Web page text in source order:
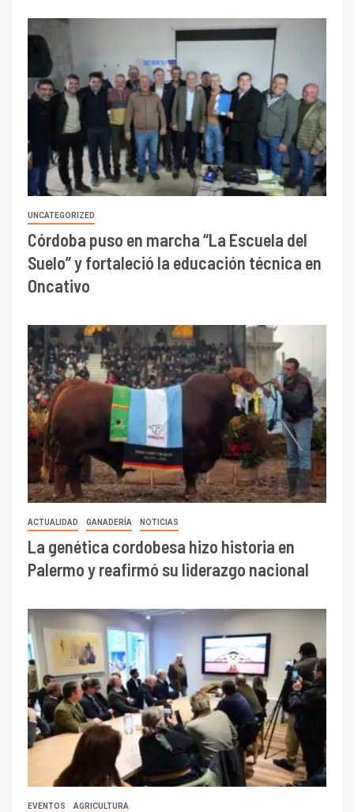
UNCATEGORIZED
Córdoba puso en marcha “La Escuela del
Suelo” y fortaleció la educación técnica en
Oncativo
ACTUALIDAD GANADERÍA NOTICIAS
La genética cordobesa hizo historia en
Palermo y reafirmó su liderazgo nacional
EVENTOS AGRICULTURA